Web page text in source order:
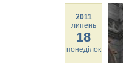
2011
липень
18
понеділок